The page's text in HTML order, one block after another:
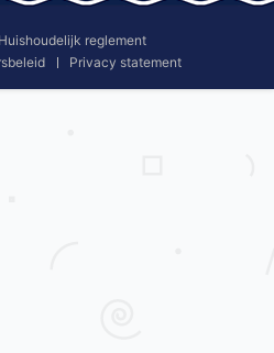
Huishoudelijk reglement
Privacy statement